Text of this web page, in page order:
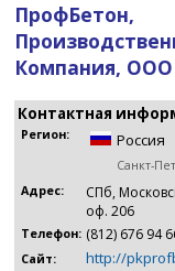
ПрофБетон,
Компания, ООО
Контактная
Регион: Россия
Санкт-
Адрес:
СПб,
оф. 206
Телефон: (812) 676 94
Сайт:
http://